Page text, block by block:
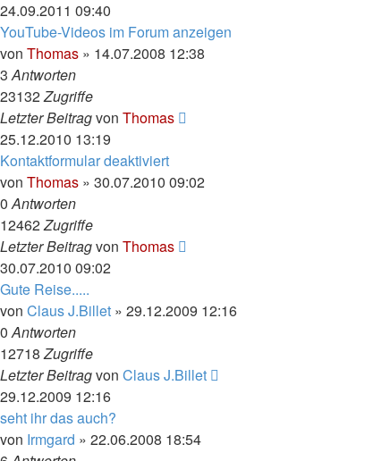
24.09.2011 09:40
YouTube-Videos im Forum anzeigen
von Thomas » 14.07.2008 12:38
3Antworten
23132Zugriffe
Letzter Beitragvon Thomas
25.12.2010 13:19
Kontaktformular deaktiviert
von Thomas » 30.07.2010 09:02
0Antworten
12462Zugriffe
Letzter Beitragvon Thomas
30.07.2010 09:02
Gute Reise.....
von Claus J.Billet » 29.12.2009 12:16
0Antworten
12718Zugriffe
Letzter Beitragvon Claus J.Billet
29.12.2009 12:16
seht ihr das auch?
von Irmgard » 22.06.2008 18:54